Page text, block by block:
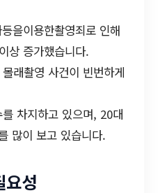
을이용한촬영죄로 인해
상 증가했습니다.
래촬영 사건이 빈번하게
차지하고 있으며, 20대
많이 보고 있습니다.
요성